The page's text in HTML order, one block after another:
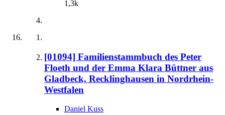
1,3k
[01094] Familienstammbuch des Peter
Floeth und der Emma Klara Büttner aus
Gladbeck, Recklinghausen in Nordrhein-
Westfalen
Daniel Kuss